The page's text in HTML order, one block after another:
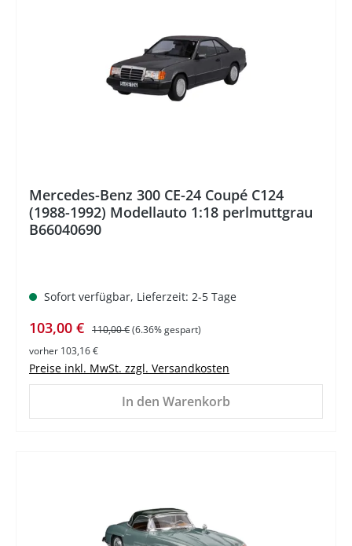
Mercedes-Benz 300 CE-24 Coupé C124
(1988-1992) Modellauto 1:18 perlmuttgrau
B66040690
Sofort verfügbar, Lieferzeit: 2-5 Tage
Verkaufspreis:
103,00 € Regulärer Preis:
110,00 €(6.36% gespart)
vorher 103,16 €
Preise inkl. MwSt. zzgl. Versandkosten
In den Warenkorb